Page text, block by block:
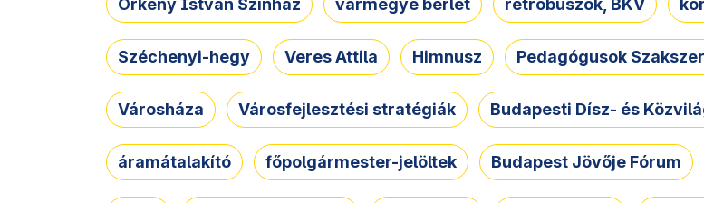
Széchenyi-hegy Veres Attila Himnusz Pedagógusok
Városháza Városfejlesztési stratégiák Budapesti Dísz- és
áramátalakító főpolgármester-jelöltek Budapest Jövője Fórum